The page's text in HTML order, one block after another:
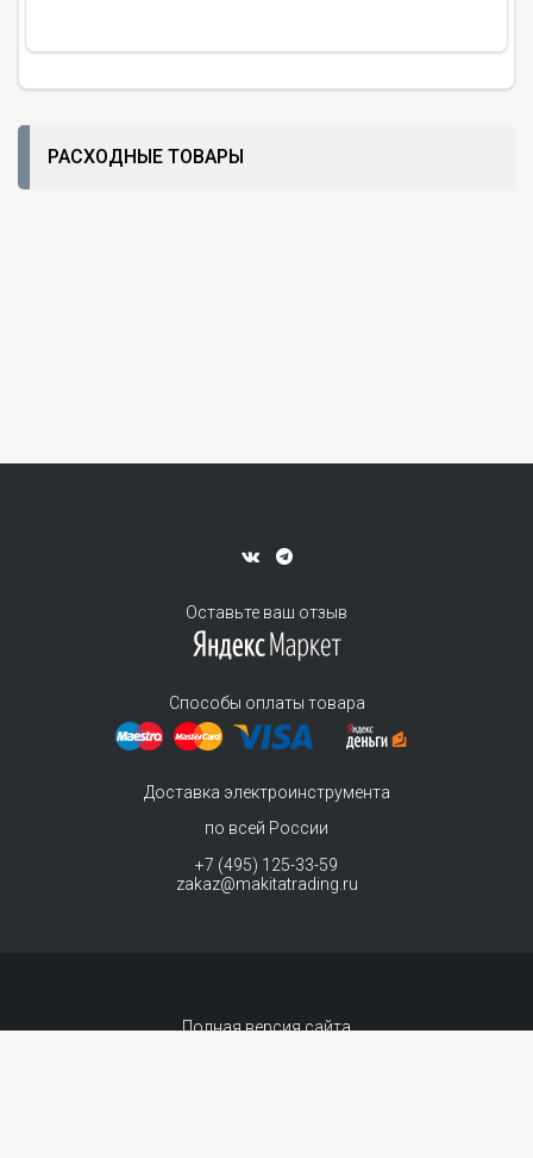
РАСХОДНЫЕ ТОВАРЫ
Оставьте ваш отзыв
Способы оплаты товара
Доставка электроинструмента
по всей России
+7 (495) 125-33-59
zakaz@makitatrading.ru
Полная версия сайта